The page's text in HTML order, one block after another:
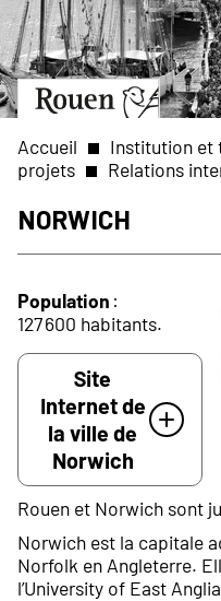
Aller
au
contenu
principal
Aller
à
la
page
Slide
of
1
Fil
d'Ariane
Accueil Institution et
projets
Relations
Norwich
Population :
127 600 habitants.
Site
Internet de
la ville de
Norwich
Rouen et Norwich sont
Norwich est la capitale
Norfolk en Angleterre.
l’University of East